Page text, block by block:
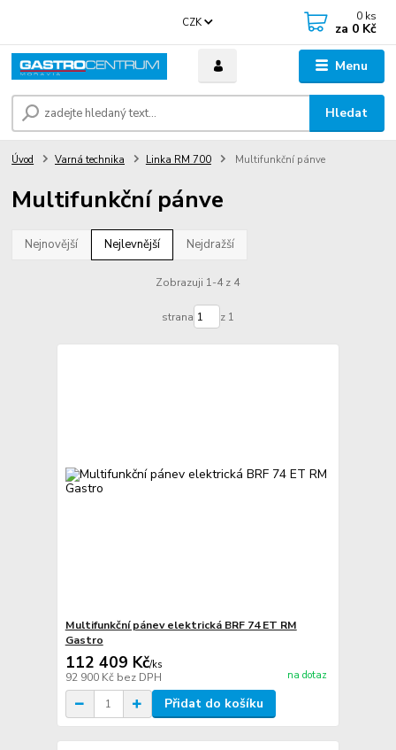
Menu
CZK
Hledat
0 ks
za 0 Kč
Úvod Varná technika Linka RM 700 Multifunkční pánve
Multifunkční pánve
Nejnovější Nejlevnější Nejdražší
Zobrazuji 1-4 z 4
strana z 1
Multifunkční pánev elektrická BRF 74 ET RM
Gastro
112 409 Kč/ks
92 900 Kč bez DPH na dotaz
Přidat do košíku